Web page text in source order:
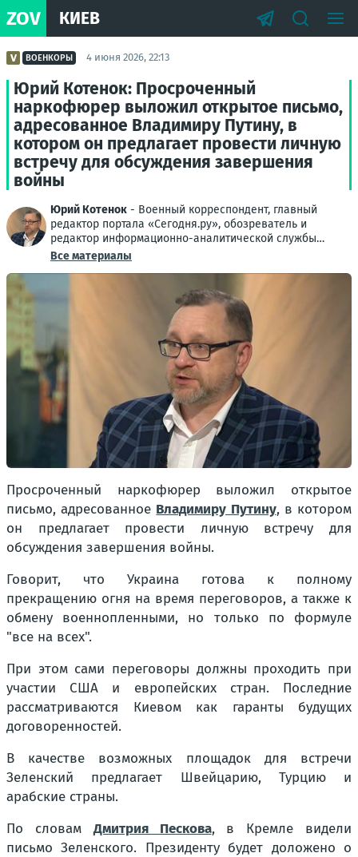
ZOV КИЕВ
ВОЕНКОРЫ 4 июня 2026, 22:13
Юрий Котенок: Просроченный
наркофюрер выложил открытое письмо,
адресованное Владимиру Путину, в
котором он предлагает провести личную
встречу для обсуждения завершения
войны
Юрий Котенок - Военный корреспондент, главный
редактор портала «Сегодня.ру», обозреватель и
редактор информационно-аналитической службы
Донбасса
Все материалы
Просроченный наркофюрер выложил открытое
письмо, адресованное Владимиру Путину, в котором
он предлагает провести личную встречу для
обсуждения завершения войны.
Говорит, что Украина готова к полному
прекращению огня на время переговоров, а также к
обмену военнопленными, но только по формуле
"все на всех".
При этом сами переговоры должны проходить при
участии США и европейских стран. Последние
рассматриваются Киевом как гаранты будущих
договоренностей.
В качестве возможных площадок для встречи
Зеленский предлагает Швейцарию, Турцию и
арабские страны.
По словамДмитрия Пескова, в Кремле видели
письмо Зеленского. Президенту будет доложено о